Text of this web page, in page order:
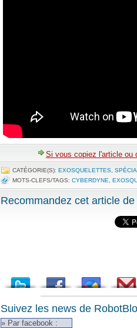
Si vous copiez l'article ou
CATÉGORIE(S): EXOSQUELETTES
MOTS-CLEFS/TAGS: CYBERDYNE
Recommandez cet article
Suivez les news de
» Par facebook :